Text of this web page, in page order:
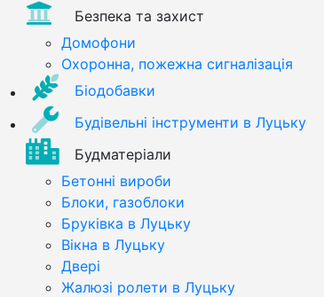
Безпека та захист
Домофони
Охоронна, пожежна сигналізація
Біодобавки
Будівельні інструменти в Луцьку
Будматеріали
Бетонні вироби
Блоки, газоблоки
Бруківка в Луцьку
Вікна в Луцьку
Двері
Жалюзі ролети в Луцьку